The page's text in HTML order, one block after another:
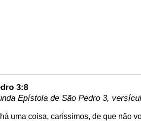
3:8
Epístola de São Pedro 3,
uma coisa, caríssimos, de que não